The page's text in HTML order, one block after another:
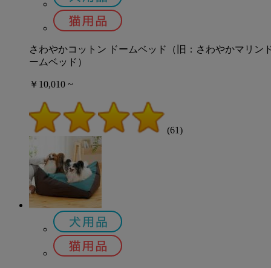
さわやかコットン ドームベッド（旧：さわやかマリン
ームベッド）
￥10,010 ~
(61)